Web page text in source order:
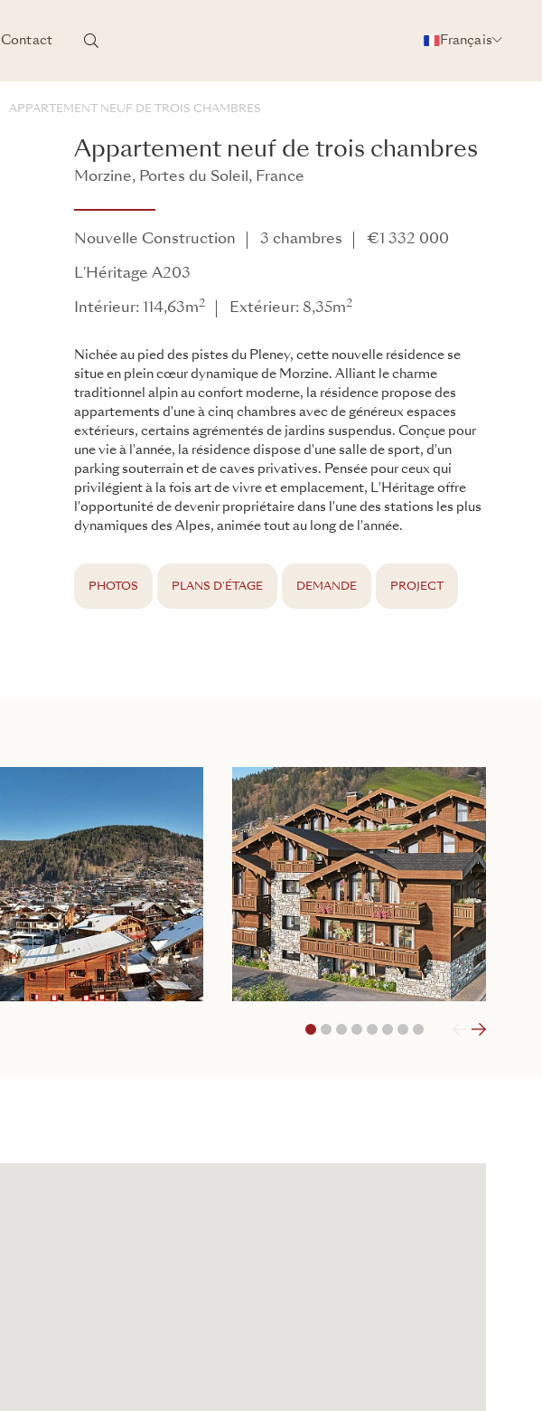
Contact Français
APPARTEMENT NEUF DE TROIS CHAMBRES
Appartement neuf de trois chambres
Morzine, Portes du Soleil, France
Nouvelle Construction 3 chambres €1 332 000
L'Héritage A203
Intérieur: 114,63m2 Extérieur: 8,35m2
Nichée au pied des pistes du Pleney, cette nouvelle résidence se
situe en plein cœur dynamique de Morzine. Alliant le charme
traditionnel alpin au confort moderne, la résidence propose des
appartements d'une à cinq chambres avec de généreux espaces
extérieurs, certains agrémentés de jardins suspendus. Conçue pour
une vie à l'année, la résidence dispose d'une salle de sport, d'un
parking souterrain et de caves privatives. Pensée pour ceux qui
privilégient à la fois art de vivre et emplacement, L'Héritage offre
l'opportunité de devenir propriétaire dans l'une des stations les plus
dynamiques des Alpes, animée tout au long de l'année.
PHOTOS PLANS D'ÉTAGE DEMANDE PROJECT
1 2 3 4 5 8